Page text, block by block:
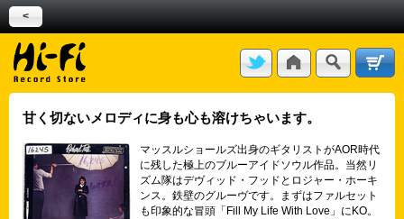
<
甘く切ないメロディに身も心も溶けちゃいます。
マッスルショールズ出身のギタリストがAOR時代
に残した極上のブルーアイドソウル作品。当然リ
ズム隊はデヴィッド・フッドとロジャー・ホーキ
ンス。鉄壁のグルーヴです。まずはファルセット
も印象的な冒頭「Fill My Life With Love」にKO。